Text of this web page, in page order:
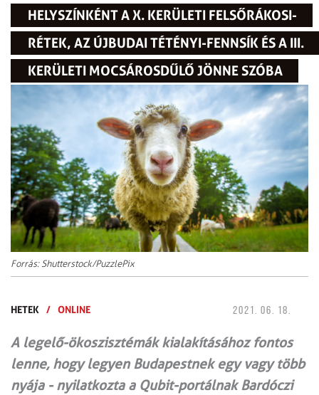
HELYSZÍNKÉNT A X. KERÜLETI FELSŐRÁKOSI-
RÉTEK, AZ ÚJBUDAI TÉTÉNYI-FENNSÍK ÉS A III.
KERÜLETI MOCSÁROSDŰLŐ JÖNNE SZÓBA
Forrás: Shutterstock/PuzzlePix
HETEK / ONLINE 2021. 06. 18.
A legelő-ökoszisztémák kialakításához fontos
lenne, hogy legyen Budapestnek egy vagy több
nyája - nyilatkozta a Qubit-portálnak Bardóczi